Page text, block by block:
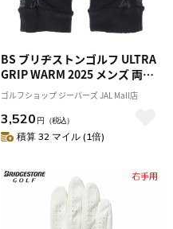
BS ブリヂストンゴルフ ULTRA
GRIP WARM 2025 メンズ 両手
用 GL25W1 ゴルフグローブ 防
寒 BRIDGESTONE GOLF 2025
年モデル 日本正規品
ゴルフショップ ジーパーズ JAL Mall店
3,520 円 （税込）
積算 32 マイル (1倍)